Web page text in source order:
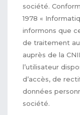
société.
1978 «
informons que
de traitement
auprès de la
l’utilisateur
d’accès, de
données
société.